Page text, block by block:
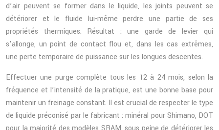
d’air peuvent se former dans le liquide, les joints peuvent se
détériorer et le fluide lui-même perdre une partie de ses
propriétés thermiques. Résultat : une garde de levier qui
s’allonge, un point de contact flou et, dans les cas extrêmes,
une perte temporaire de puissance sur les longues descentes.
Effectuer une purge complète tous les 12 à 24 mois, selon la
fréquence et l’intensité de la pratique, est une bonne base pour
maintenir un freinage constant. Il est crucial de respecter le type
de liquide préconisé par le fabricant : minéral pour Shimano, DOT